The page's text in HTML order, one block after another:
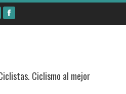
Ciclismo al mejor